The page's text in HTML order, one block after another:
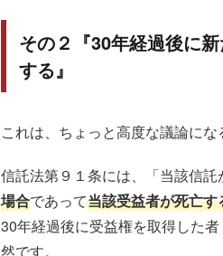
その２『30年経過後に
する』
これは、ちょっと高度な議論に
信託法第９１条には、「当該信
場合であって当該受益者が死亡す
30年経過後に受益権を取得した
然です。